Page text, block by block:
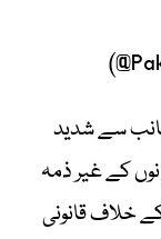
سے شدید
کے غیر ذمہ
خلاف قانونی